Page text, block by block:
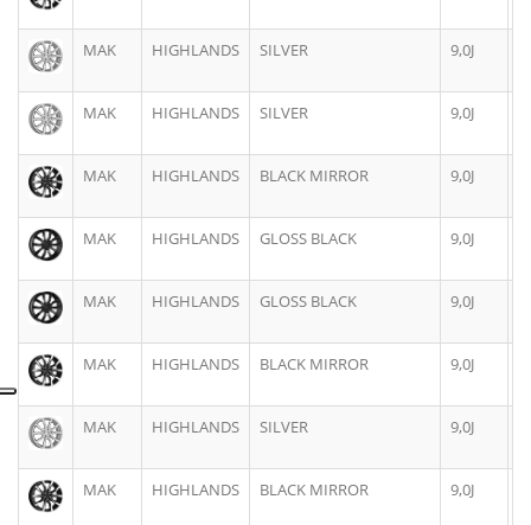
MAK HIGHLANDS SILVER 9,0J
MAK HIGHLANDS SILVER 9,0J
MAK HIGHLANDS BLACK MIRROR 9,0J
MAK HIGHLANDS GLOSS BLACK 9,0J
MAK HIGHLANDS GLOSS BLACK 9,0J
MAK HIGHLANDS BLACK MIRROR 9,0J
MAK HIGHLANDS SILVER 9,0J
MAK HIGHLANDS BLACK MIRROR 9,0J